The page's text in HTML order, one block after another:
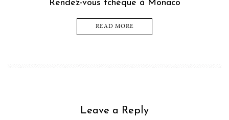
Rendez-vous tchèque à Monaco
READ MORE
Leave a Reply